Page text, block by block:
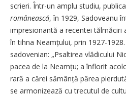
scrieri. Într-un amplu studiu,
românească, în 1929, Sadoveanu
impresionantă a recentei tălmăciri
în tihna Neamțului, prin 1927-
sadovenian: „Psaltirea vlădicului
pacea de la Neamțu; a înflorit
rară a cărei sămânță părea
se armonizează cu trecutul de